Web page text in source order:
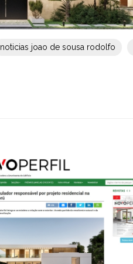
noticias joao de sousa rodolfo